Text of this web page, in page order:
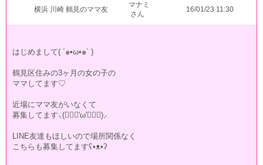
横浜 川崎 鶴見のママ友
マナミ
さん
16/01/23 11:30
はじめまして( ´๑•ω•๑` )
鶴見区住みの3ヶ月の女の子の
ママしてます♡
近場にママ友がいなくて
募集してます⸜(๑⃙⃘'ω'๑⃙⃘)⸝
LINE友達もほしいので場所関係なく
こちらも募集してますʕ•ᴥ•ʔ